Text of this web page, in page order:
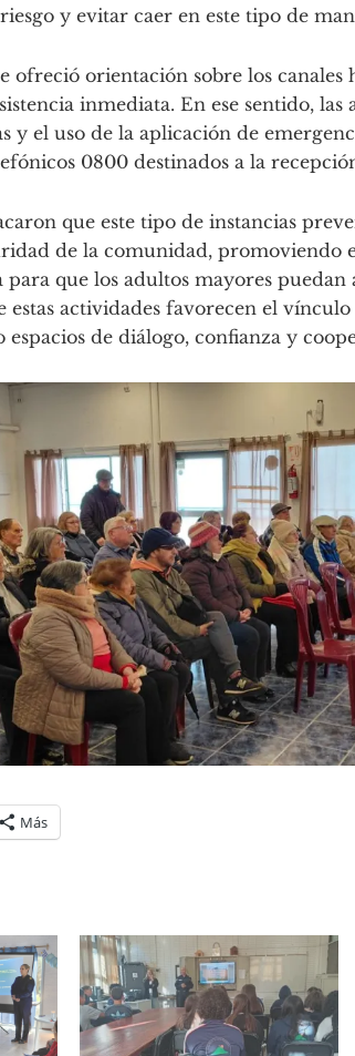
y evitar caer en este tipo de
ofreció orientación sobre los canales
inmediata. En ese sentido,
y el uso de la aplicación de
0800 destinados a la
que este tipo de instancias
de la comunidad, promoviendo
para que los adultos mayores
estas actividades favorecen el
espacios de diálogo, confianza y
Más